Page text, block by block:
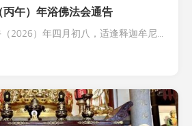
午）年浴佛法会通告
2026）年四月初八，适逢释迦牟尼...